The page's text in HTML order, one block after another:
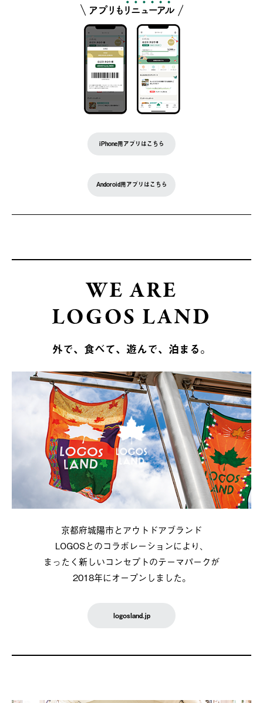
iPhone用アプリはこちら
Andoroid用アプリはこちら
WE ARE
LOGOS LAND
外で、食べて、遊んで、泊まる。
京都府城陽市とアウトドアブランド
LOGOSとのコラボレーションにより、
まったく新しいコンセプトのテーマパークが
2018年にオープンしました。
logosland.jp